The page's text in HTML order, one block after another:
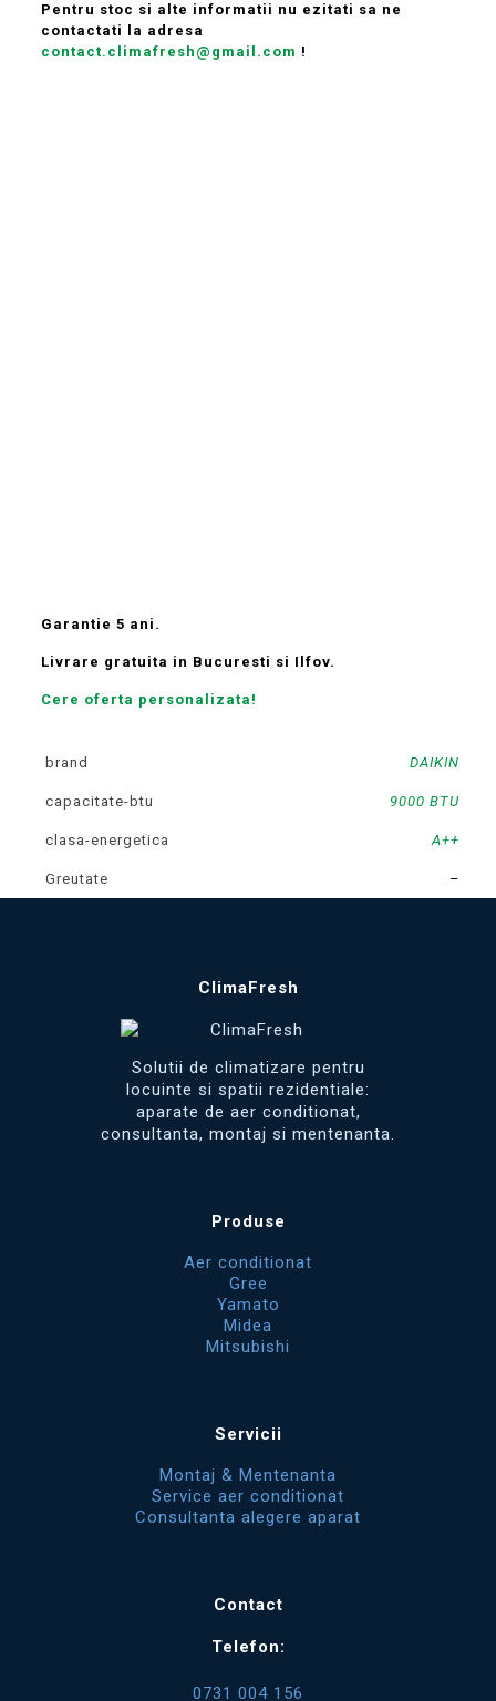
Pentru stoc si alte informatii nu ezitati sa ne
contactati la adresa
contact.climafresh@gmail.com !
Garantie 5 ani.
Livrare gratuita in Bucuresti si Ilfov.
Cere oferta personalizata!
brand DAIKIN
capacitate-btu 9000 BTU
clasa-energetica A++
Greutate –
ClimaFresh
Solutii de climatizare pentru
locuinte si spatii rezidentiale:
aparate de aer conditionat,
consultanta, montaj si mentenanta.
Produse
Aer conditionat
Gree
Yamato
Midea
Mitsubishi
Servicii
Montaj & Mentenanta
Service aer conditionat
Consultanta alegere aparat
Contact
Telefon:
0731 004 156